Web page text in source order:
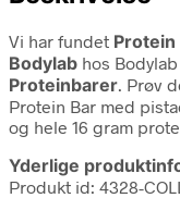
Vi har fundet Protein
Bodylab hos
Proteinbarer. Prøv
Protein Bar med
og hele 16 gram
Yderlige
Produkt id: 4328-